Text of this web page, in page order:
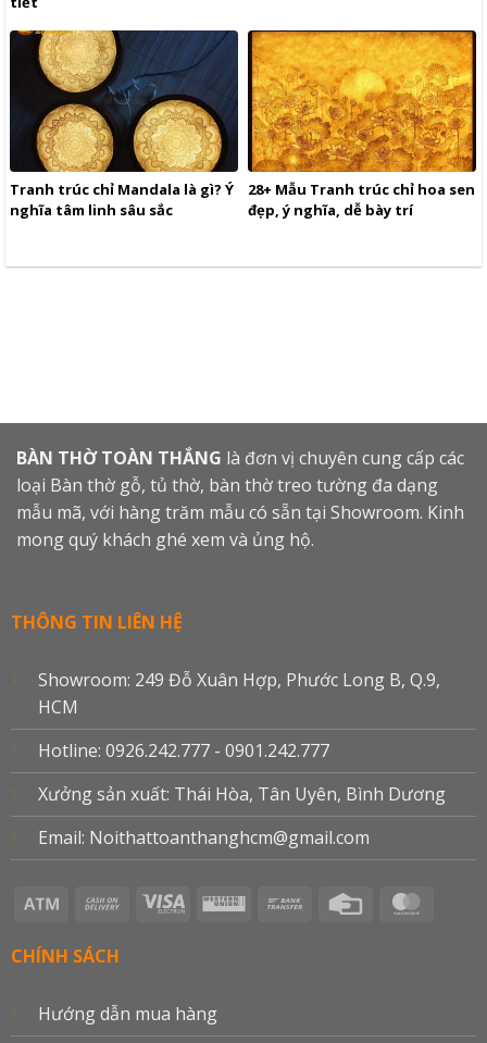
Tranh trúc chỉ Mandala là gì? Ý
nghĩa tâm linh sâu sắc
28+ Mẫu Tranh trúc chỉ hoa sen
đẹp, ý nghĩa, dễ bày trí
BÀN THỜ TOÀN THẮNG là đơn vị chuyên cung cấp các
loại Bàn thờ gỗ, tủ thờ, bàn thờ treo tường đa dạng
mẫu mã, với hàng trăm mẫu có sẵn tại Showroom. Kinh
mong quý khách ghé xem và ủng hộ.
THÔNG TIN LIÊN HỆ
Showroom: 249 Đỗ Xuân Hợp, Phước Long B, Q.9,
HCM
Hotline: 0926.242.777 - 0901.242.777
Xưởng sản xuất: Thái Hòa, Tân Uyên, Bình Dương
Email: Noithattoanthanghcm@gmail.com
Atm
Cash
Visa
Western
Bank
Credit
CHÍNH SÁCH
Hướng dẫn mua hàng